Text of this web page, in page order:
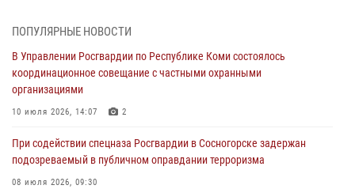
законодательстве в сфере оборота оружия и продолжают изымать
оружие за нарушения
02 августа 2026, 06:17
В Койгородском районе местный житель обратился в Росгвардию
31 июля 2026, 10:55
Временно исполняющий обязанности начальника Управления
ПОПУЛЯРНЫЕ НОВОСТИ
В Управлении Росгвардии по Республике Коми состоялось
координационное совещание с частными охранными
организациями
10 июля 2026, 14:07 2
При содействии спецназа Росгвардии в Сосногорске задержан
подозреваемый в публичном оправдании терроризма
08 июля 2026, 09:30